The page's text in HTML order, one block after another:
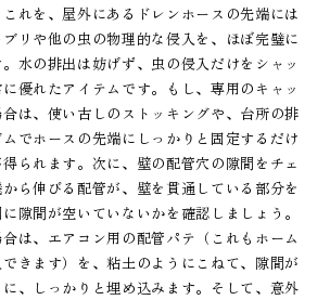
れを、屋外にあるドレンホースの先端には
リや他の虫の物理的な侵入を、ほぼ完璧に
水の排出は妨げず、虫の侵入だけをシャッ
優れたアイテムです。もし、専用のキャッ
は、使い古しのストッキングや、台所の排
でホースの先端にしっかりと固定するだけ
られます。次に、壁の配管穴の隙間をチェ
ら伸びる配管が、壁を貫通している部分を
隙間が空いていないかを確認しましょう。
は、エアコン用の配管パテ（これもホーム
きます）を、粘土のようにこねて、隙間が
、しっかりと埋め込みます。そして、意外